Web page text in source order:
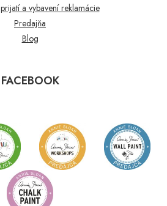
a vybavení reklamácie
Predajňa
Blog
FACEBOOK